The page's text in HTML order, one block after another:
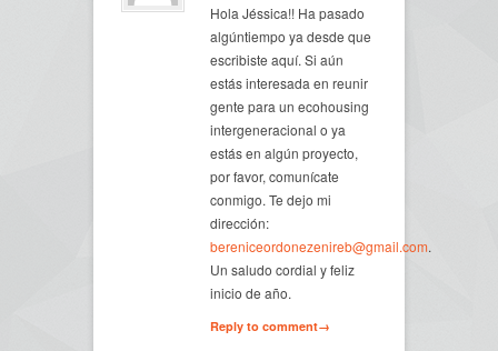
Hola Jéssica!! Ha pasado
algúntiempo ya desde que
escribiste aquí. Si aún
estás interesada en reunir
gente para un ecohousing
intergeneracional o ya
estás en algún proyecto,
por favor, comunícate
conmigo. Te dejo mi
dirección:
bereniceordonezenireb@gmail.com.
Un saludo cordial y feliz
inicio de año.
Reply to comment→